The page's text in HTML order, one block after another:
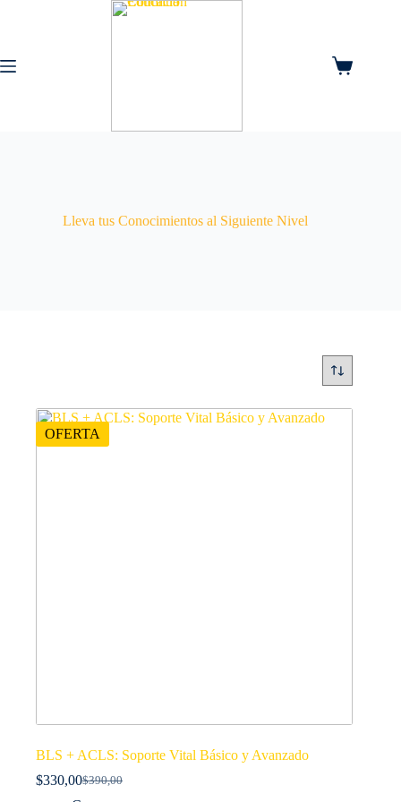
Carro
Lleva tus Conocimientos al Siguiente Nivel
OFERTA
BLS + ACLS: Soporte Vital Básico y Avanzado
$390,00
El
$330,00El